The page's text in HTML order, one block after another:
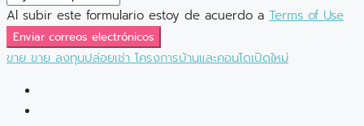
Al subir este formulario estoy de acuerdo a Terms of Use
Enviar correos electrónicos
ขาย ขาย ลงทุนปล่อยเช่า โครงการบ้านและคอนโดเปิดใหม่